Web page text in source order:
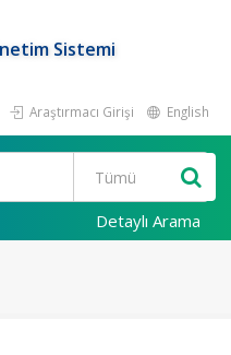
Sistemi
Araştırmacı Girişi English
Detaylı Arama